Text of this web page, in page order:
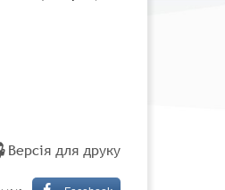
Версія для друку